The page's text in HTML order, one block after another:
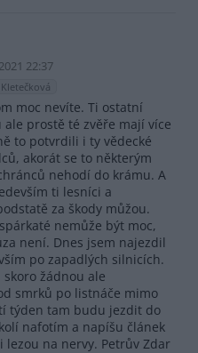
22:37
moc nevíte. Ti ostatní
prostě té zvěře mají více
to potvrdili i ty vědecké
akorát se to některým
nehodí do krámu. A
ti lesníci a
za škody můžou.
nemůže být moc,
není. Dnes jsem najezdil
po zapadlých silnicích.
žádnou ale
smrků po listnáče mimo
týden tam budu jezdit do
nafotím a napíšu článek
lezou na nervy. Petrův Zdar